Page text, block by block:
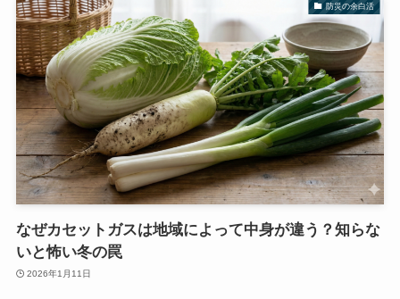
防災の余白活
なぜカセットガスは地域によって中身が違う？知らな
いと怖い冬の罠
2026年1月11日